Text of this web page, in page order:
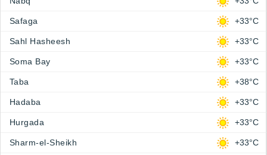
Safaga +33°C
Sahl Hasheesh +33°C
Soma Bay +33°C
Taba +38°C
Hadaba +33°C
Hurgada +33°C
Sharm-el-Sheikh +33°C